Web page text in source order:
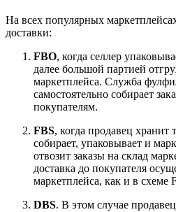
На всех популярных
доставки:
FBO, когда селлер
далее большой партией
маркетплейса. Служба
самостоятельно собирает
покупателям.
FBS, когда продавец хранит
собирает, упаковывает и
отвозит заказы на склад
доставка до покупателя
маркетплейса, как и в схеме
DBS. В этом случае